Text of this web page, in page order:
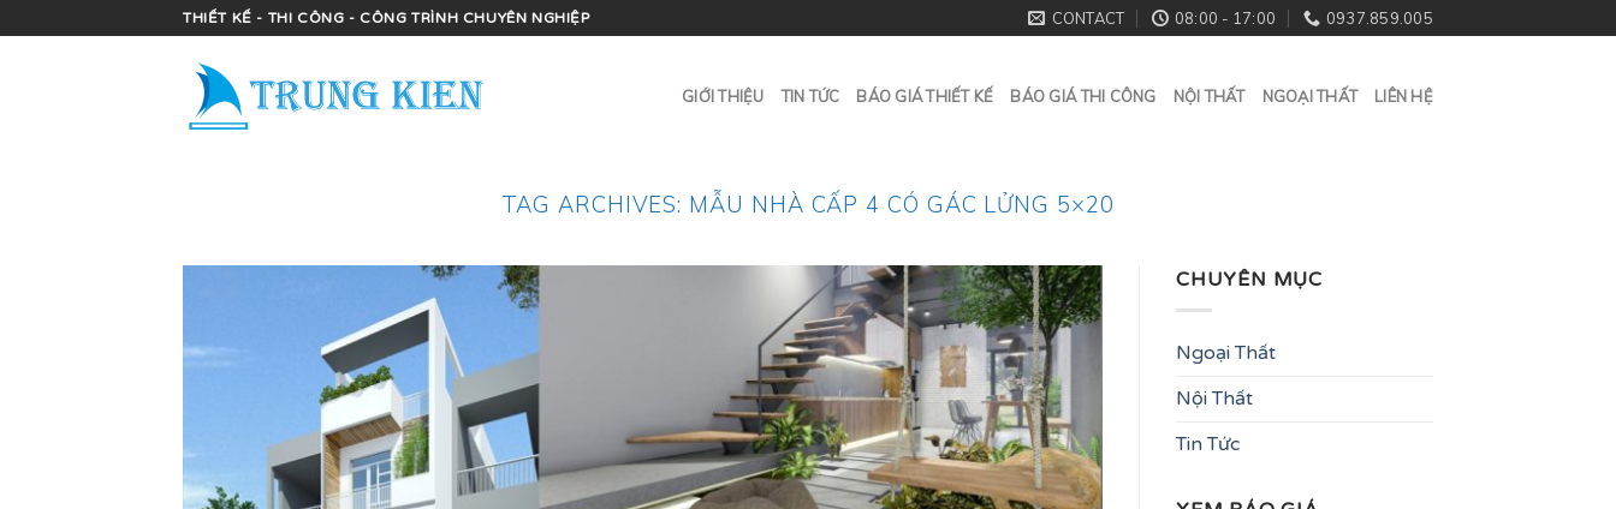
to
THIẾT KẾ - THI CÔNG - CÔNG TRÌNH CHUYÊN NGHIỆP CONTACT 08:00 - 17:00 0937.859.005
GIỚI THIỆU TIN TỨC BÁO GIÁ THIẾT KẾ BÁO GIÁ THI CÔNG NỘI THẤT NGOẠI THẤT LIÊN HỆ
TAG ARCHIVES: MẪU NHÀ CẤP 4 CÓ GÁC LỬNG 5×20
CHUYÊN MỤC
Ngoại Thất
Nội Thất
Tin Tức